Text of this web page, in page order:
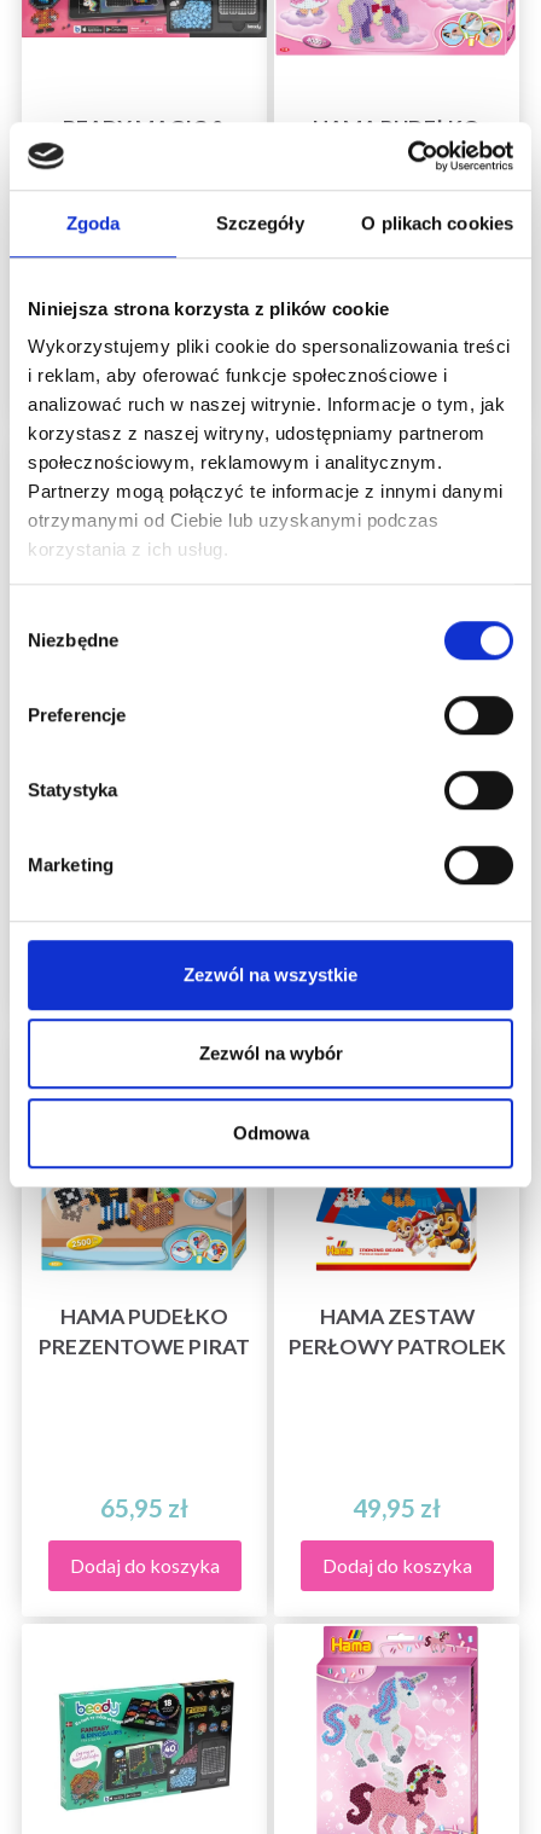
Zgoda Szczegóły O plikach cookies
Niniejsza strona korzysta z plików cookie
Wykorzystujemy pliki cookie do spersonalizowania treści
i reklam, aby oferować funkcje społecznościowe i
analizować ruch w naszej witrynie. Informacje o tym, jak
korzystasz z naszej witryny, udostępniamy partnerom
społecznościowym, reklamowym i analitycznym.
Partnerzy mogą połączyć te informacje z innymi danymi
otrzymanymi od Ciebie lub uzyskanymi podczas
korzystania z ich usług.
zgody
Niezbędne
Preferencje
Statystyka
Marketing
Zezwól na wszystkie
Zezwól na wybór
Odmowa
BEADY MAGIC &
KORALIKI 204-DK
149,00 zł
HAMA PUDEŁKO
PREZENTOWE
FANTASY FUN
88,99 zł
Dodaj do koszyka
HAMA DISNEY
49,95 zł
HAMA SAMOLUBNE
SAMOŚWIETLNE
48,99 zł
Dodaj do koszyka
HAMA PUDEŁKO
PREZENTOWE PIRAT
65,95 zł
Dodaj do koszyka
HAMA ZESTAW
PERŁOWY PATROLEK
49,95 zł
Dodaj do koszyka